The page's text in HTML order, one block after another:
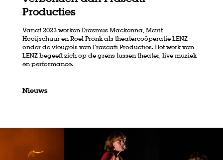
Producties
Vanaf 2023 werken Erasmus Mackenna, Marit
Hooijschuur en Roel Pronk als theatercoöperatie LENZ
onder de vleugels van Frascati Producties. Het werk van
LENZ begeeft zich op de grens tussen theater, live muziek
en performance.
Nieuws